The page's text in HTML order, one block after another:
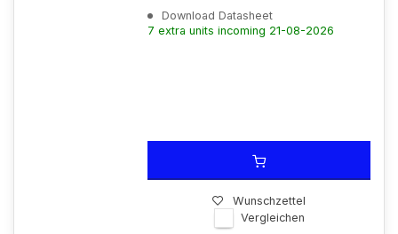
Download Datasheet
7 extra units incoming 21-08-2026
Wunschzettel
Vergleichen